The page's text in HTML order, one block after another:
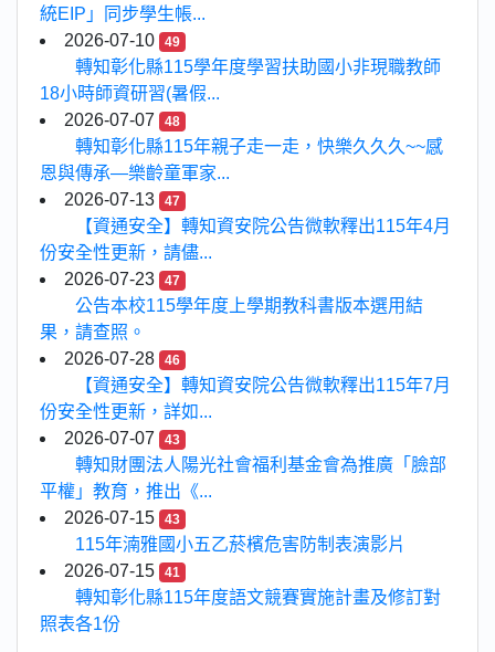
統EIP」同步學生帳...
2026-07-10
49
轉知彰化縣115學年度學習扶助國小非現職教師
18小時師資研習(暑假...
2026-07-07
48
轉知彰化縣115年親子走一走，快樂久久久~~感
恩與傳承—樂齡童軍家...
2026-07-13
47
【資通安全】轉知資安院公告微軟釋出115年4月
份安全性更新，請儘...
2026-07-23
47
公告本校115學年度上學期教科書版本選用結
果，請查照。
2026-07-28
46
【資通安全】轉知資安院公告微軟釋出115年7月
份安全性更新，詳如...
2026-07-07
43
轉知財團法人陽光社會福利基金會為推廣「臉部
平權」教育，推出《...
2026-07-15
43
115年湳雅國小五乙菸檳危害防制表演影片
2026-07-15
41
轉知彰化縣115年度語文競賽實施計畫及修訂對
照表各1份